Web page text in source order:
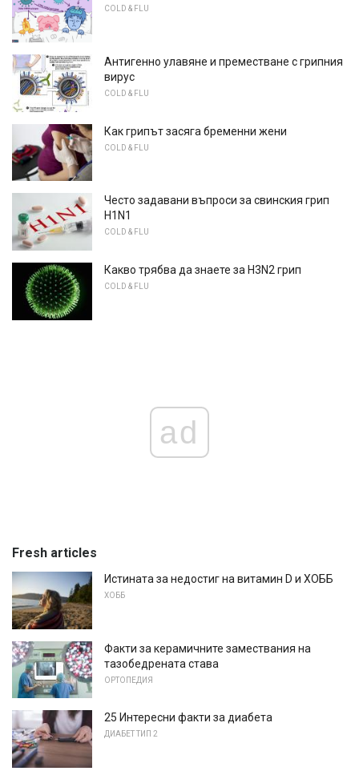
COLD & FLU
Антигенно улавяне и преместване с грипния
вирус
COLD & FLU
Как грипът засяга бременни жени
COLD & FLU
Често задавани въпроси за свинския грип
H1N1
COLD & FLU
Какво трябва да знаете за H3N2 грип
COLD & FLU
ad
Fresh articles
Истината за недостиг на витамин D и ХОББ
ХОББ
Факти за керамичните замествания на
тазобедрената става
ОРТОПЕДИЯ
25 Интересни факти за диабета
ДИАБЕТ ТИП 2